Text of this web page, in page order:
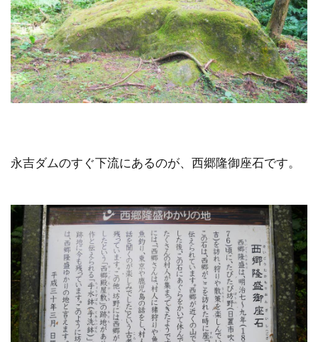
永吉ダムのすぐ下流にあるのが、西郷隆御座石です。